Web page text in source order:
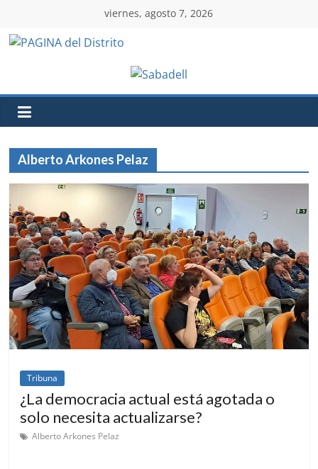
viernes, agosto 7, 2026
Alberto Arkones Pelaz
Tribuna
¿La democracia actual está agotada o
solo necesita actualizarse?
Alberto Arkones Pelaz